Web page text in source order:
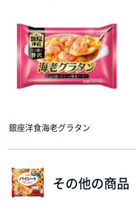
銀座洋食海老グラタン
その他の商品